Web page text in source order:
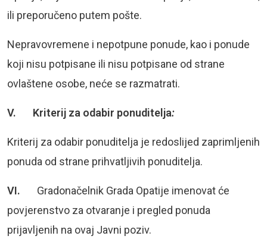
ili preporučeno putem pošte.
Nepravovremene i nepotpune ponude, kao i ponude
koji nisu potpisane ili nisu potpisane od strane
ovlaštene osobe, neće se razmatrati.
V. Kriterij za odabir ponuditelja:
Kriterij za odabir ponuditelja je redoslijed zaprimljenih
ponuda od strane prihvatljivih ponuditelja.
VI.
Gradonačelnik Grada Opatije imenovat će
povjerenstvo za otvaranje i pregled ponuda
prijavljenih na ovaj Javni poziv.